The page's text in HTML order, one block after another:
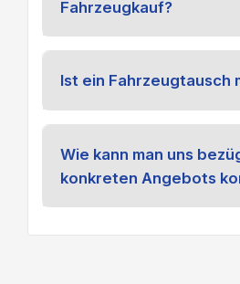
Fahrzeugkauf?
Ist ein Fahrzeugtausch
Wie kann man uns
konkreten Angebots